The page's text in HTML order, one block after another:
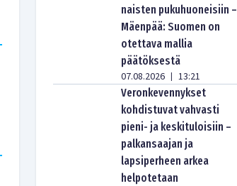
naisten pukuhuoneisiin –
Mäenpää: Suomen on
otettava mallia
päätöksestä
07.08.2026 | 13:21
Veronkevennykset
kohdistuvat vahvasti
pieni- ja keskituloisiin –
palkansaajan ja
lapsiperheen arkea
helpotetaan